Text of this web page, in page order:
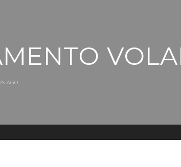
AGO